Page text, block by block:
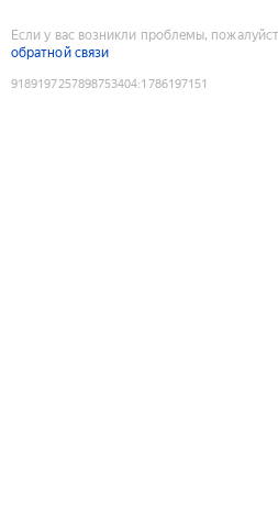
Если у вас возникли проблемы,
обратной связи
9189197257898753404:1786197151